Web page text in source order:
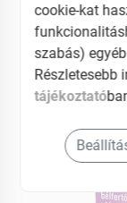
cookie-kat
szabás)
Részletesebb
tájékoztató